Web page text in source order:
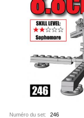
Numéro du set:
246